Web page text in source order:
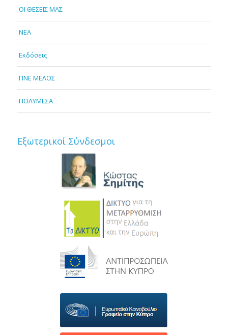
OI ΘΕΣΕΙΣ ΜΑΣ
NEA
Εκδόσεις
ΓΙΝΕ ΜΕΛΟΣ
ΠΟΛΥΜΕΣΑ
Εξωτερικοί Σύνδεσμοι